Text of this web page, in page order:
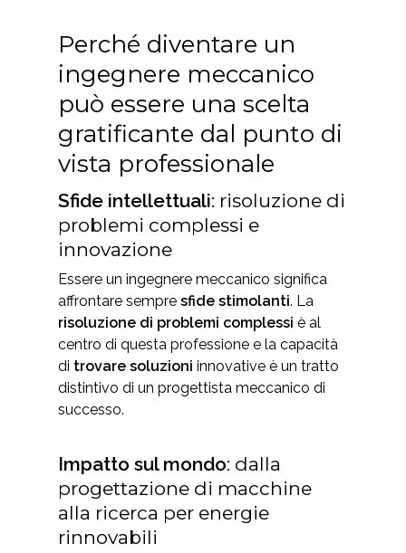
Perché diventare un
ingegnere meccanico
può essere una scelta
gratificante dal punto di
vista professionale
Sfide intellettuali: risoluzione di
problemi complessi e
innovazione
Essere un ingegnere meccanico significa
affrontare sempresfide stimolanti. La
risoluzione di problemi complessi è al
centro di questa professione e la capacità
di trovare soluzioniinnovative è un tratto
distintivo di un progettista meccanico di
successo.
Impatto sul mondo: dalla
progettazione di macchine
alla ricerca per energie
rinnovabili